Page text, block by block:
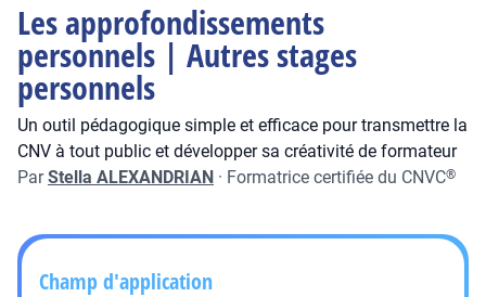
Les approfondissements
personnels | Autres stages
personnels
Un outil pédagogique simple et efficace pour transmettre la
CNV à tout public et développer sa créativité de formateur
ParStella ALEXANDRIAN · Formatrice certifiée du CNVC®
Champ d'application